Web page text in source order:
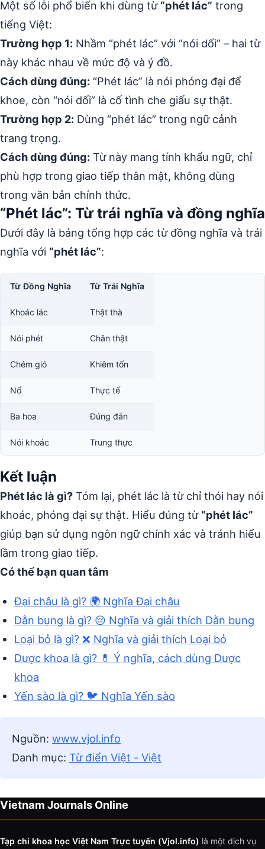
Một số lỗi phổ biến khi dùng từ “phét lác” trong
tiếng Việt:
Trường hợp 1: Nhầm “phét lác” với “nói dối” – hai từ
này khác nhau về mức độ và ý đồ.
Cách dùng đúng: “Phét lác” là nói phóng đại để
khoe, còn “nói dối” là cố tình che giấu sự thật.
Trường hợp 2: Dùng “phét lác” trong ngữ cảnh
trang trọng.
Cách dùng đúng: Từ này mang tính khẩu ngữ, chỉ
phù hợp trong giao tiếp thân mật, không dùng
trong văn bản chính thức.
“Phét lác”: Từ trái nghĩa và đồng nghĩa
Dưới đây là bảng tổng hợp các từ đồng nghĩa và trái
nghĩa với “phét lác”:
Từ Đồng Nghĩa Từ Trái Nghĩa
Khoác lác Thật thà
Nói phét Chân thật
Chém gió Khiêm tốn
Nổ Thực tế
Ba hoa Đúng đắn
Nói khoác Trung thực
Kết luận
Phét lác là gì? Tóm lại, phét lác là từ chỉ thói hay nói
khoác, phóng đại sự thật. Hiểu đúng từ “phét lác”
giúp bạn sử dụng ngôn ngữ chính xác và tránh hiểu
lầm trong giao tiếp.
Có thể bạn quan tâm
Đại châu là gì? 🌍 Nghĩa Đại châu
Dằn bụng là gì? 😔 Nghĩa và giải thích Dằn bụng
Loại bỏ là gì? ❌ Nghĩa và giải thích Loại bỏ
Dược khoa là gì? 💊 Ý nghĩa, cách dùng Dược
khoa
Yến sào là gì? 🐦 Nghĩa Yến sào
Nguồn: www.vjol.info
Danh mục: Từ điển Việt - Việt
Vietnam Journals Online
Tạp chí khoa học Việt Nam Trực tuyến (Vjol.info) là một dịch vụ